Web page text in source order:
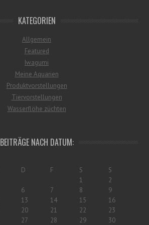
KATEGORIEN
Allgemein
Featured
Iwagumi
Meine Aquarien
Produktvorstellungen
Tiervorstellungen
Wasserflöhe züchten
BEITRÄGE NACH DATUM:
D F S
S
1
2
6 7 8
9
13 14 15
16
20 21 22
23
27 28 29
30